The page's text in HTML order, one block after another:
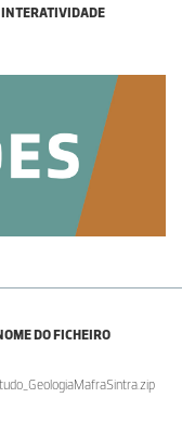
INTERATIVIDADE
DO FICHEIRO